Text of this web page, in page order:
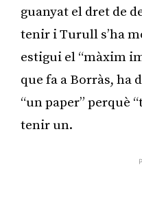
guanyat el dret de
tenir i Turull s’ha
estigui el “màxim
que fa a Borràs, ha
“un paper” perquè
tenir un.